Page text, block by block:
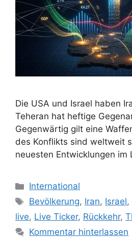
Die USA und Israel haben
Teheran hat heftige
Gegenwärtig gilt eine
des Konflikts sind weltweit
neuesten Entwicklungen im
Kategorien
International
Schlagwörter
Bevölkerung, Iran, Israel,
live, Live Ticker, Rückkehr,
Kommentar hinterlassen